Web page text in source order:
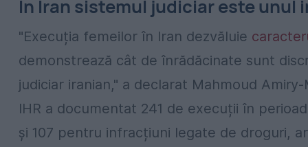
În Iran sistemul judiciar este unul
"Execuția femeilor în Iran dezvăluie
demonstrează cât de înrădăcinate sunt
judiciar iranian," a declarat Mahmoud
IHR a documentat 241 de execuții în
și 107 pentru infracțiuni legate de droguri,